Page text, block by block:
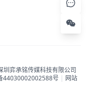
弈承铭传媒科技有限公司
44030002002588号 | 网站